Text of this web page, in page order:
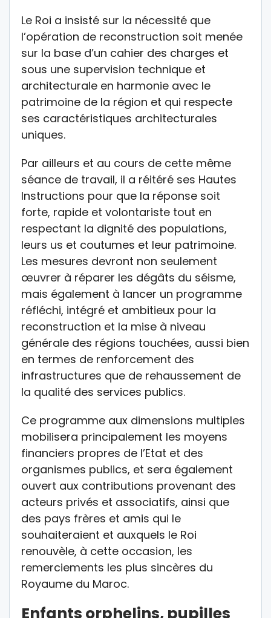
Le Roi a insisté sur la nécessité que
l’opération de reconstruction soit menée
sur la base d’un cahier des charges et
sous une supervision technique et
architecturale en harmonie avec le
patrimoine de la région et qui respecte
ses caractéristiques architecturales
uniques.
Par ailleurs et au cours de cette même
séance de travail, il a réitéré ses Hautes
Instructions pour que la réponse soit
forte, rapide et volontariste tout en
respectant la dignité des populations,
leurs us et coutumes et leur patrimoine.
Les mesures devront non seulement
œuvrer à réparer les dégâts du séisme,
mais également à lancer un programme
réfléchi, intégré et ambitieux pour la
reconstruction et la mise à niveau
générale des régions touchées, aussi bien
en termes de renforcement des
infrastructures que de rehaussement de
la qualité des services publics.
Ce programme aux dimensions multiples
mobilisera principalement les moyens
financiers propres de l’Etat et des
organismes publics, et sera également
ouvert aux contributions provenant des
acteurs privés et associatifs, ainsi que
des pays frères et amis qui le
souhaiteraient et auxquels le Roi
renouvèle, à cette occasion, les
remerciements les plus sincères du
Royaume du Maroc.
Enfants orphelins, pupilles